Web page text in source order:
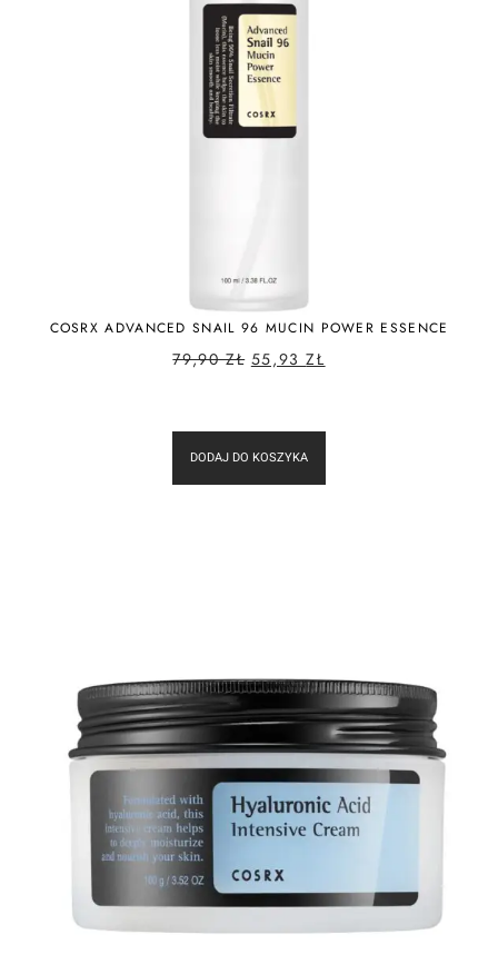
COSRX ADVANCED SNAIL 96 MUCIN POWER ESSENCE
79,90ZŁ 55,93ZŁ
DODAJ DO KOSZYKA